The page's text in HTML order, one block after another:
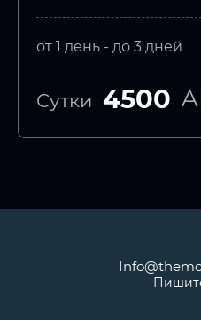
от 1 день - до 3 дней
Сутки 4500